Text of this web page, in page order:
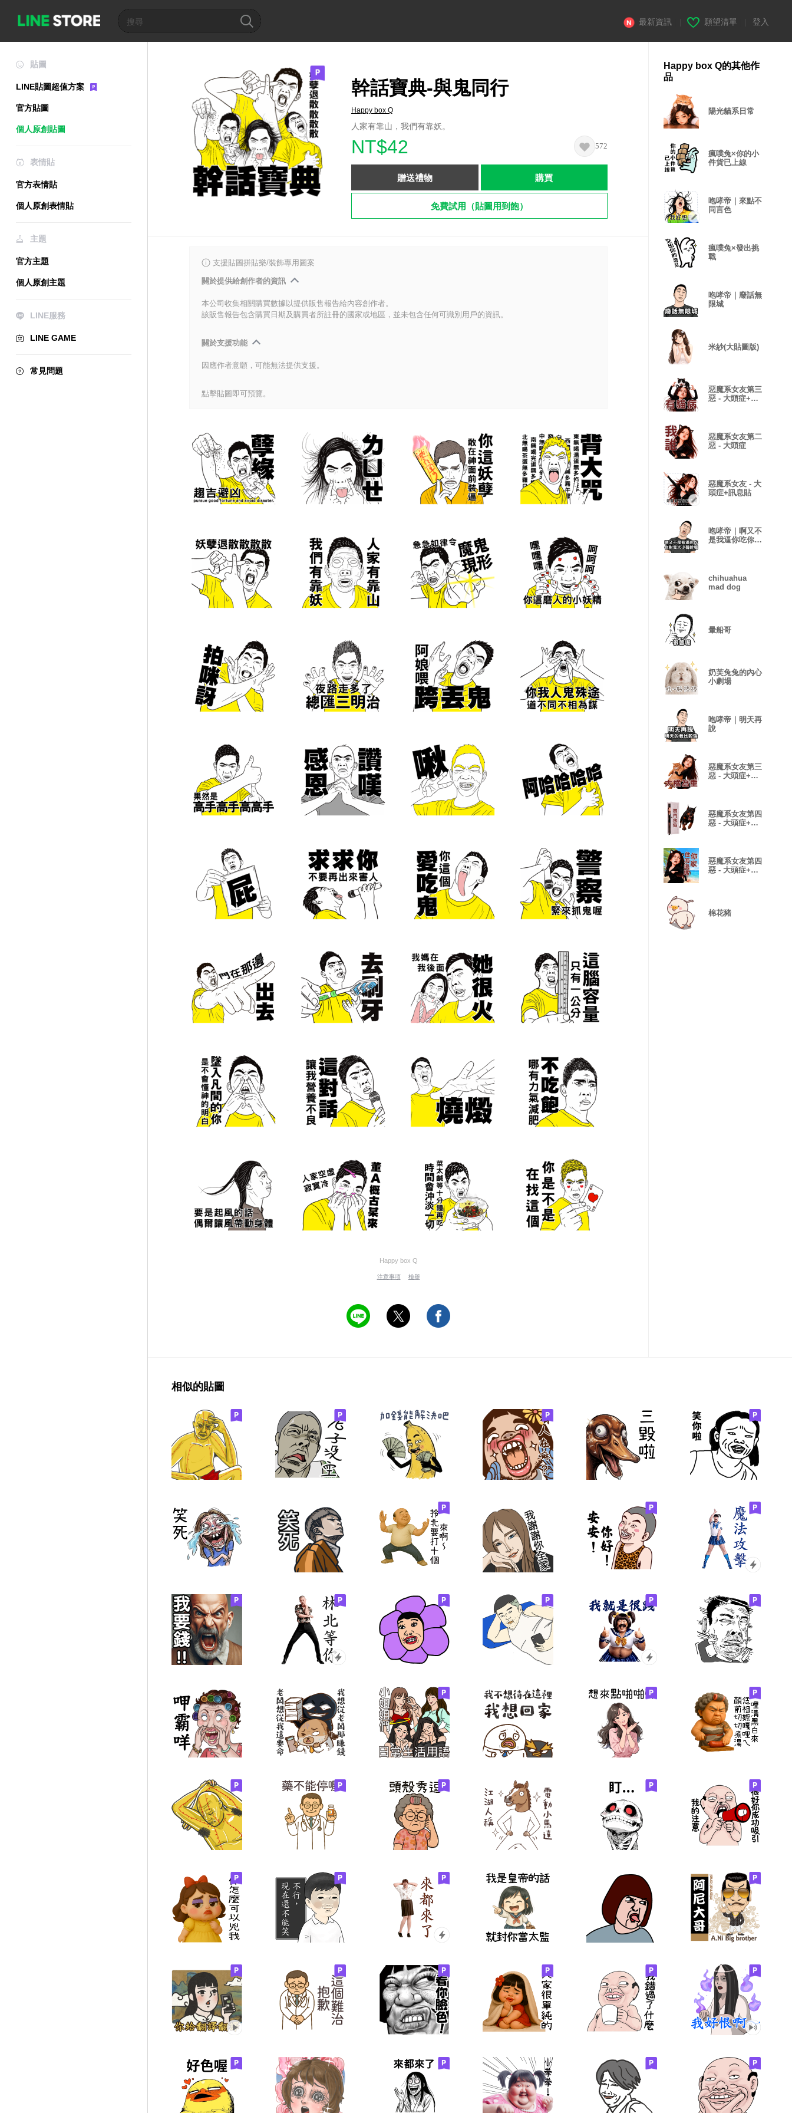
最新資訊 願望清單 登入
貼圖
LINE貼圖超值方案
官方貼圖
個人原創貼圖
表情貼
官方表情貼
個人原創表情貼
主題
官方主題
個人原創主題
LINE服務
LINE GAME
常見問題
幹話寶典-與鬼同行
Happy box Q
人家有靠山，我們有靠妖。
NT$42 572
贈送禮物 購買
免費試用（貼圖用到飽）
支援貼圖拼貼樂/裝飾專用圖案
關於提供給創作者的資訊
本公司收集相關購買數據以提供販售報告給內容創作者。
該販售報告包含購買日期及購買者所註冊的國家或地區，並未包含任何可識別用戶的資訊。
關於支援功能
因應作者意願，可能無法提供支援。
點擊貼圖即可預覽。
Happy box Q
注意事項 檢舉
Happy box Q的其他作
品
陽光貓系日常
瘋噗兔×你的小
件貨已上線
咆哮帝｜來點不
同言色
瘋噗兔×發出挑
戰
咆哮帝｜廢話無
限城
米紗(大貼圖版)
惡魔系女友第三
惡 - 大頭症+諧
惡魔系女友第二
惡 - 大頭症
惡魔系女友 - 大
頭症+訊息貼
咆哮帝｜啊又不
是我逼你吃你對
chihuahua
mad dog
暈船哥
奶芙兔兔的內心
小劇場
咆哮帝｜明天再
說
惡魔系女友第三
惡 - 大頭症+諧
惡魔系女友第四
惡 - 大頭症+覺
惡魔系女友第四
惡 - 大頭症+覺
棉花豬
相似的貼圖